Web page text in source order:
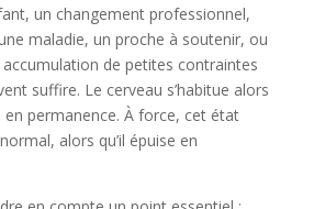
un changement professionnel,
maladie, un proche à soutenir, ou
de petites contraintes
suffire. Le cerveau s’habitue alors
permanence. À force, cet état
alors qu’il épuise en